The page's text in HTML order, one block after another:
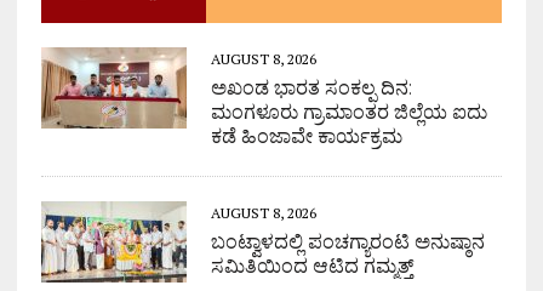
AUGUST 8, 2026
ಅಖಂಡ ಭಾರತ ಸಂಕಲ್ಪ ದಿನ:
ಮಂಗಳೂರು ಗ್ರಾಮಾಂತರ ಜಿಲ್ಲೆಯ ಐದು
ಕಡೆ ಹಿಂಜಾವೇ ಕಾರ್ಯಕ್ರಮ
AUGUST 8, 2026
ಬಂಟ್ವಾಳದಲ್ಲಿ ಪಂಚಗ್ಯಾರಂಟಿ ಅನುಷ್ಠಾನ
ಸಮಿತಿಯಿಂದ ಆಟಿದ ಗಮ್ಮತ್ತ್